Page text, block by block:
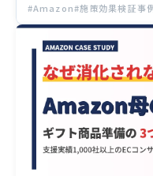
か分からない」と感じて
AIショッピングアシス
[…]
#Amazon#施策効果検証事